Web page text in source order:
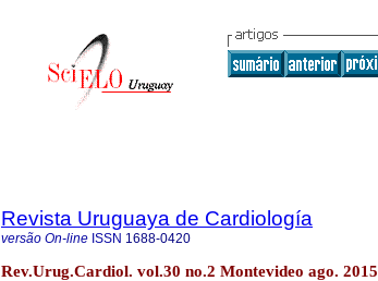
Revista Uruguaya de Cardiología
versão On-line ISSN 1688-0420
Rev.Urug.Cardiol. vol.30 no.2 Montevideo ago. 2015